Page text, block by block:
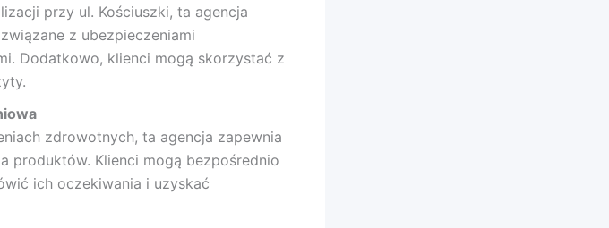
przy ul. Kościuszki, ta agencja
z ubezpieczeniami
Dodatkowo, klienci mogą skorzystać z
zdrowotnych, ta agencja zapewnia
produktów. Klienci mogą bezpośrednio
ich oczekiwania i uzyskać